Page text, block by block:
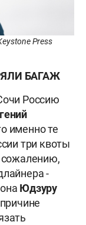
Press
БАГАЖ
Россию
именно те
три квоты
-
Юдзуру